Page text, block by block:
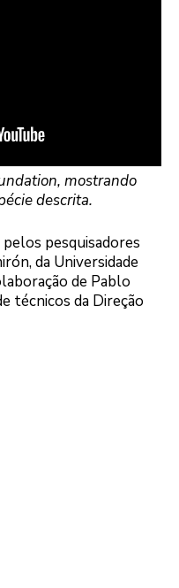
mostrando
descrita.
pesquisadores
da Universidade
de Pablo
técnicos da Direção